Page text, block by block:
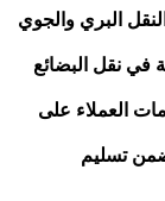
البري والجوي
نقل البضائع
العملاء على
تسليم